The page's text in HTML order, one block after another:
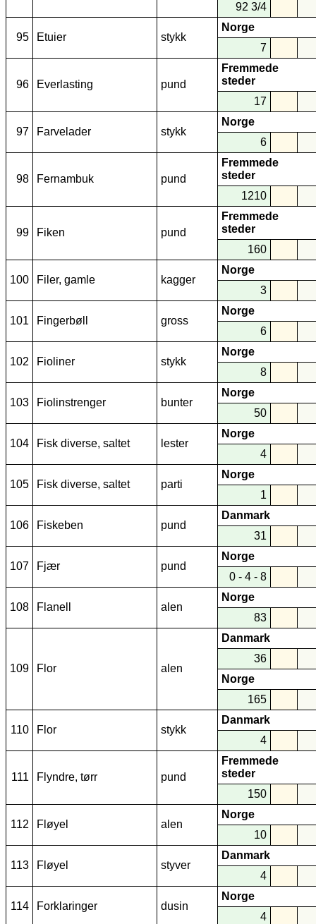
92 3/4
95 Etuier stykk
Norge
7
96 Everlasting pund
Fremmede
steder
17
97 Farvelader stykk
Norge
6
98 Fernambuk pund
Fremmede
steder
1210
99 Fiken pund
Fremmede
steder
160
100 Filer, gamle kagger
Norge
3
101 Fingerbøll gross
Norge
6
102 Fioliner stykk
Norge
8
103 Fiolinstrenger bunter
Norge
50
104 Fisk diverse, saltet lester
Norge
4
105 Fisk diverse, saltet parti
Norge
1
106 Fiskeben pund
Danmark
31
107 Fjær pund
Norge
0 - 4 - 8
108 Flanell alen
Norge
83
109 Flor alen
Danmark
36
Norge
165
110 Flor stykk
Danmark
4
111 Flyndre, tørr pund
Fremmede
steder
150
112 Fløyel alen
Norge
10
113 Fløyel styver
Danmark
4
114 Forklaringer dusin
Norge
4